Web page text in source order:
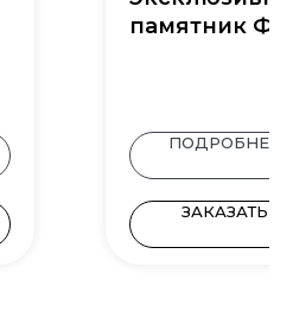
памятник Ф-
ПОДРОБНЕЕ
ЗАКАЗАТЬ